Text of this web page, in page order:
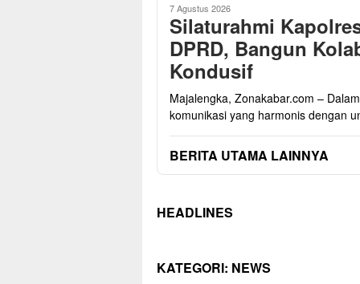
7 Agustus 2026
Silaturahmi
DPRD, Bangun
Kondusif
Majalengka, Zonakabar.com –
komunikasi yang harmonis dengan
BERITA UTAMA LAINNYA
HEADLINES
KATEGORI: NEWS